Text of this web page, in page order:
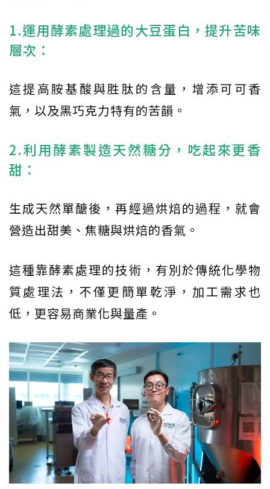
1.運用酵素處理過的大豆蛋白，提升苦味
層次：
這提高胺基酸與胜肽的含量，增添可可香
氣，以及黑巧克力特有的苦韻。
2.利用酵素製造天然糖分，吃起來更香
甜：
生成天然單醣後，再經過烘焙的過程，就會
營造出甜美、焦糖與烘焙的香氣。
這種靠酵素處理的技術，有別於傳統化學物
質處理法，不僅更簡單乾淨，加工需求也
低，更容易商業化與量產。